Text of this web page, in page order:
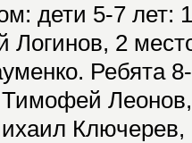
дети 5-7 лет:
Логинов, 2
Ребята
Ключерев,